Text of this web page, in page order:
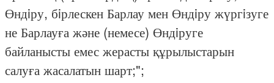
Өндiру, бiрлескен Барлау мен Өндiру жүргiзуге
не Барлауға және (немесе) Өндiруге
байланысты емес жерасты құрылыстарын
салуға жасалатын шарт;";